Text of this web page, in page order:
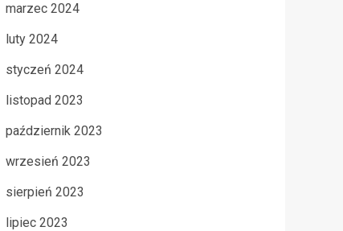
marzec 2024
luty 2024
styczeń 2024
listopad 2023
październik 2023
wrzesień 2023
sierpień 2023
lipiec 2023